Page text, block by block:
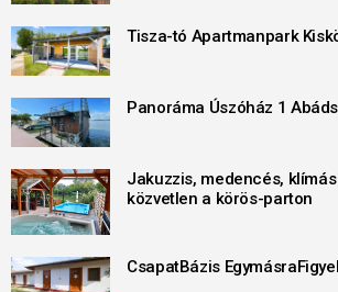
Tisza-tó Apartmanpark
Panoráma Úszóház 1
Jakuzzis, medencés,
közvetlen a körös-parton
CsapatBázis